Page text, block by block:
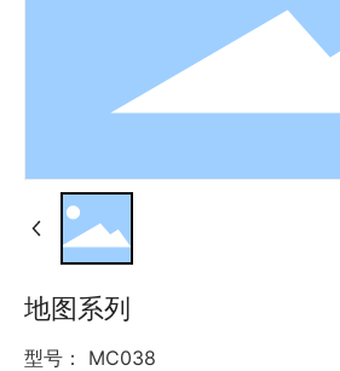
认
地图系列
型号： MC038